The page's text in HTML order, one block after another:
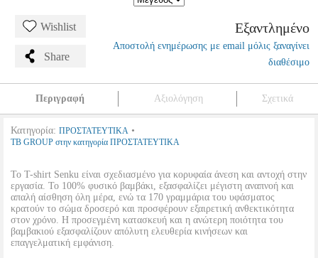
Wishlist
Share
Εξαντλημένο
Αποστολή ενημέρωσης με email μόλις ξαναγίνει
διαθέσιμο
Περιγραφή Αξιολόγηση Σχετικά
Κατηγορία: ΠΡΟΣΤΑΤΕΥΤΙΚΑ •
TB GROUP στην κατηγορία ΠΡΟΣΤΑΤΕΥΤΙΚΑ
Το T-shirt Senku είναι σχεδιασμένο για κορυφαία άνεση και αντοχή στην
εργασία. Το 100% φυσικό βαμβάκι, εξασφαλίζει μέγιστη αναπνοή και
απαλή αίσθηση όλη μέρα, ενώ τα 170 γραμμάρια του υφάσματος
κρατούν το σώμα δροσερό και προσφέρουν εξαιρετική ανθεκτικότητα
στον χρόνο. Η προσεγμένη κατασκευή και η ανώτερη ποιότητα του
βαμβακιού εξασφαλίζουν απόλυτη ελευθερία κινήσεων και
επαγγελματική εμφάνιση.